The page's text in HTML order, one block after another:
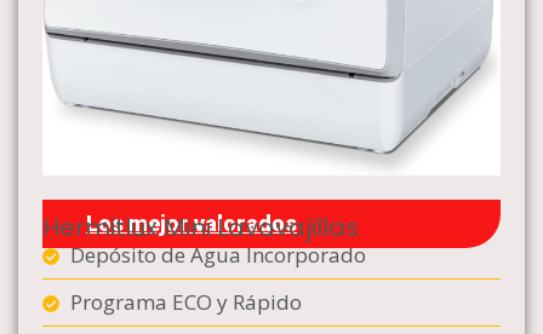
Los mejor valorados
Hermitlux Mini Lavavajillas
Depósito de Agua Incorporado
Programa ECO y Rápido